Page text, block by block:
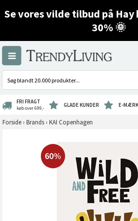
Se vores vilde tilbud på
30% 🌞
FRI FRAGT
køb over 699,- GLADE KUNDER E-
Forside › Brands › KAI Copenhagen
60%